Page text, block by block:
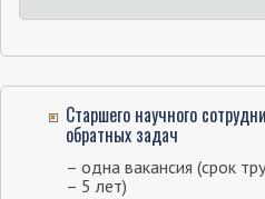
Старшего научного
обратных задач
– одна вакансия (срок
– 5 лет)